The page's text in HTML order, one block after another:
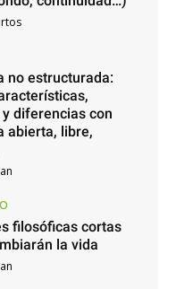
no estructurada:
diferencias con
abierta, libre,
filosóficas cortas
la vida